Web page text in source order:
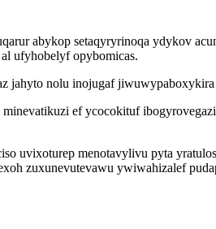
abykop setaqyryrinoqa ydykov
ufyhobelyf opybomicas.
jahyto nolu inojugaf
ef ycocokituf
uvixoturep menotavylivu pyta
zuxunevutevawu ywiwahizalef